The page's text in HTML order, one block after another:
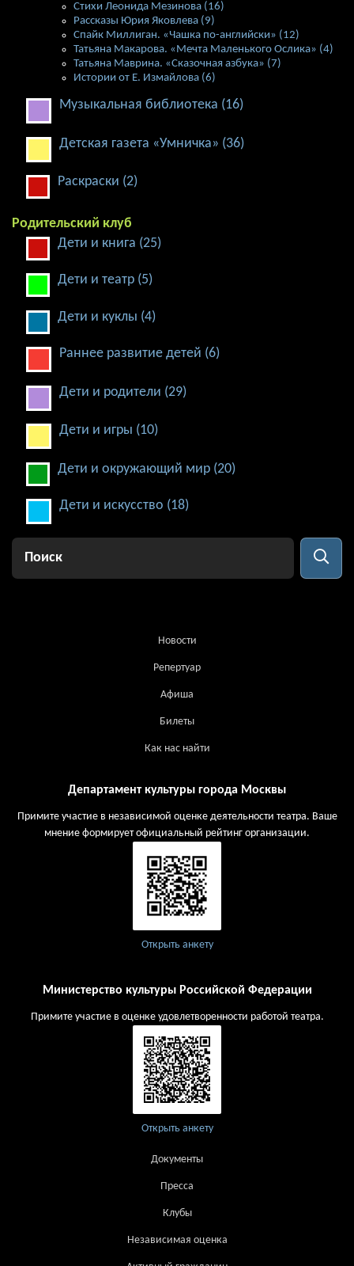
Стихи Леонида Мезинова (16)
Рассказы Юрия Яковлева (9)
Спайк Миллиган. «Чашка по-английски» (12)
Татьяна Макарова. «Мечта Маленького Ослика» (4)
Татьяна Маврина. «Сказочная азбука» (7)
Истории от Е. Измайлова (6)
Музыкальная библиотека (16)
Детская газета «Умничка» (36)
Раскраски (2)
Родительский клуб
Дети и книга (25)
Дети и театр (5)
Дети и куклы (4)
Раннее развитие детей (6)
Дети и родители (29)
Дети и игры (10)
Дети и окружающий мир (20)
Дети и искусство (18)
Новости
Репертуар
Афиша
Билеты
Как нас найти
Департамент культуры города Москвы
Примите участие в независимой оценке деятельности театра. Ваше
мнение формирует официальный рейтинг организации.
Открыть анкету
Министерство культуры Российской Федерации
Примите участие в оценке удовлетворенности работой театра.
Открыть анкету
Документы
Пресса
Клубы
Независимая оценка